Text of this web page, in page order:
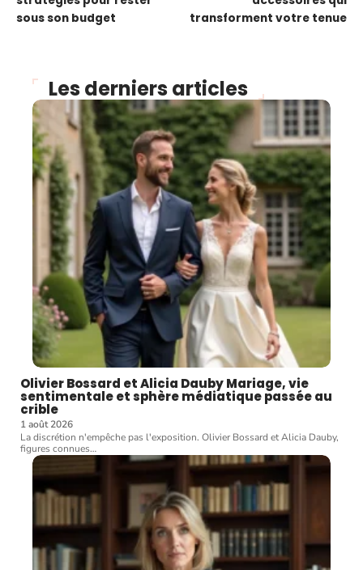
sous son budget
transforment votre tenue
Les derniers articles
Olivier Bossard et Alicia Dauby Mariage, vie
sentimentale et sphère médiatique passée au
crible
1 août 2026
La discrétion n'empêche pas l'exposition. Olivier Bossard et Alicia Dauby,
figures connues…